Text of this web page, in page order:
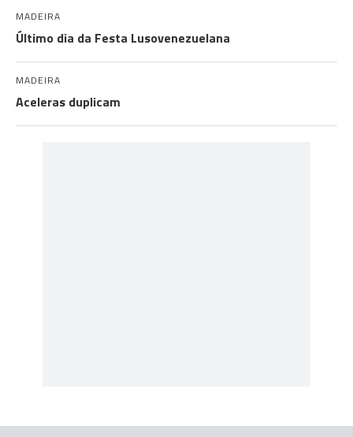
MADEIRA
Último dia da Festa Lusovenezuelana
MADEIRA
Aceleras duplicam